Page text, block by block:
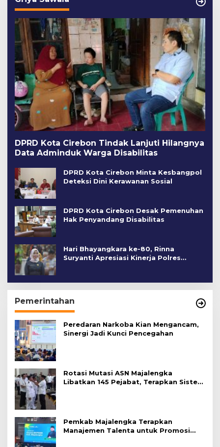
DPRD Kota Cirebon Tindak Lanjuti Hilangnya
Data Adminduk Warga Disabilitas
DPRD Kota Cirebon Minta Kesbangpol
Deteksi Dini Kerawanan Sosial
DPRD Kota Cirebon Desak Pemenuhan
Hak Penyandang Disabilitas
Hari Bhayangkara ke-80, Rinna
Suryanti Apresiasi Kinerja Polres
Pemerintahan
Peredaran Narkoba Kian Mengancam,
Sinergi Jadi Kunci Pencegahan
Rotasi Mutasi ASN Majalengka
Libatkan 145 Pejabat, Terapkan Sistem
Pemkab Majalengka Terapkan
Manajemen Talenta untuk Promosi